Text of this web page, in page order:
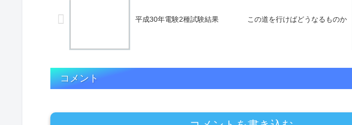
平成30年電験2種試験結果 この道を行けばどうなるものか
コメント